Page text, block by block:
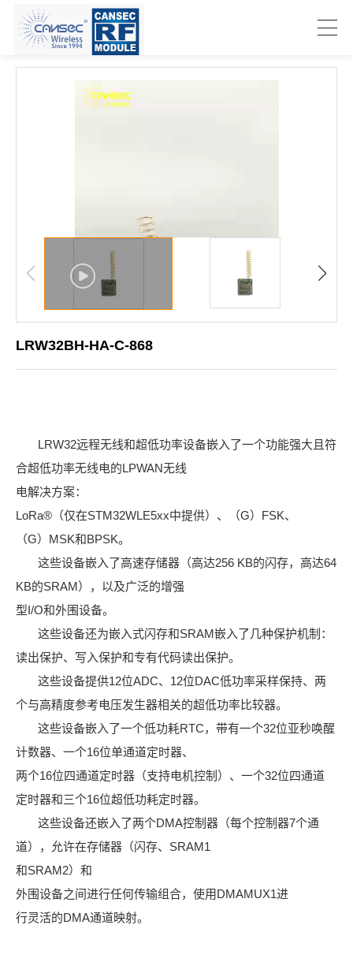
LRW32BH-HA-C-868
LRW32远程无线和超低功率设备嵌入了一个功能强大且符
合超低功率无线电的LPWAN无线
电解决方案：
LoRa®（仅在STM32WLE5xx中提供）、（G）FSK、
（G）MSK和BPSK。
这些设备嵌入了高速存储器（高达256 KB的闪存，高达64
KB的SRAM），以及广泛的增强
型I/O和外围设备。
这些设备还为嵌入式闪存和SRAM嵌入了几种保护机制：
读出保护、写入保护和专有代码读出保护。
这些设备提供12位ADC、12位DAC低功率采样保持、两
个与高精度参考电压发生器相关的超低功率比较器。
这些设备嵌入了一个低功耗RTC，带有一个32位亚秒唤醒
计数器、一个16位单通道定时器、
两个16位四通道定时器（支持电机控制）、一个32位四通道
定时器和三个16位超低功耗定时器。
这些设备还嵌入了两个DMA控制器（每个控制器7个通
道），允许在存储器（闪存、SRAM1
和SRAM2）和
外围设备之间进行任何传输组合，使用DMAMUX1进
行灵活的DMA通道映射。